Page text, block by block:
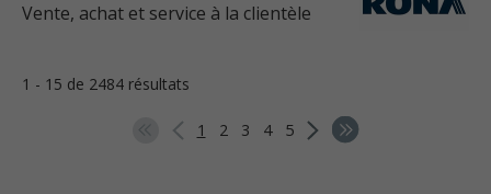
Vente, achat et service à la clientèle
1 - 15 de 2484 résultats
1 2 3 4 5